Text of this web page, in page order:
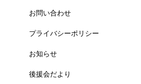
お問い合わせ
プライバシーポリシー
お知らせ
後援会だより